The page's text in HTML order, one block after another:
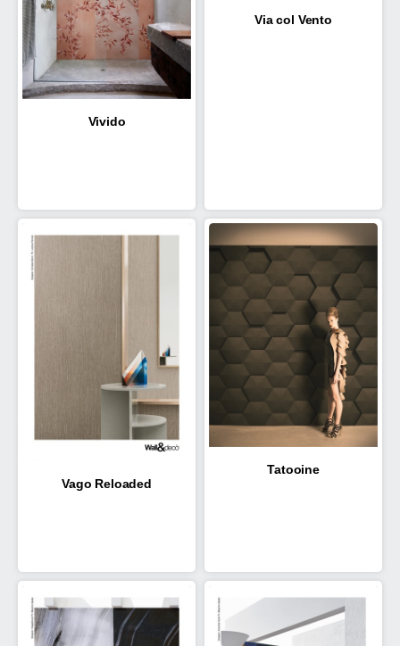
Vivido
Via col Vento
Vago Reloaded
Tatooine